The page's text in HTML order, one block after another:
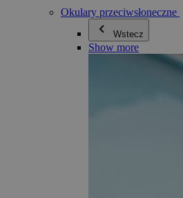
Okulary przeciwsłoneczne
Wstecz
Show more